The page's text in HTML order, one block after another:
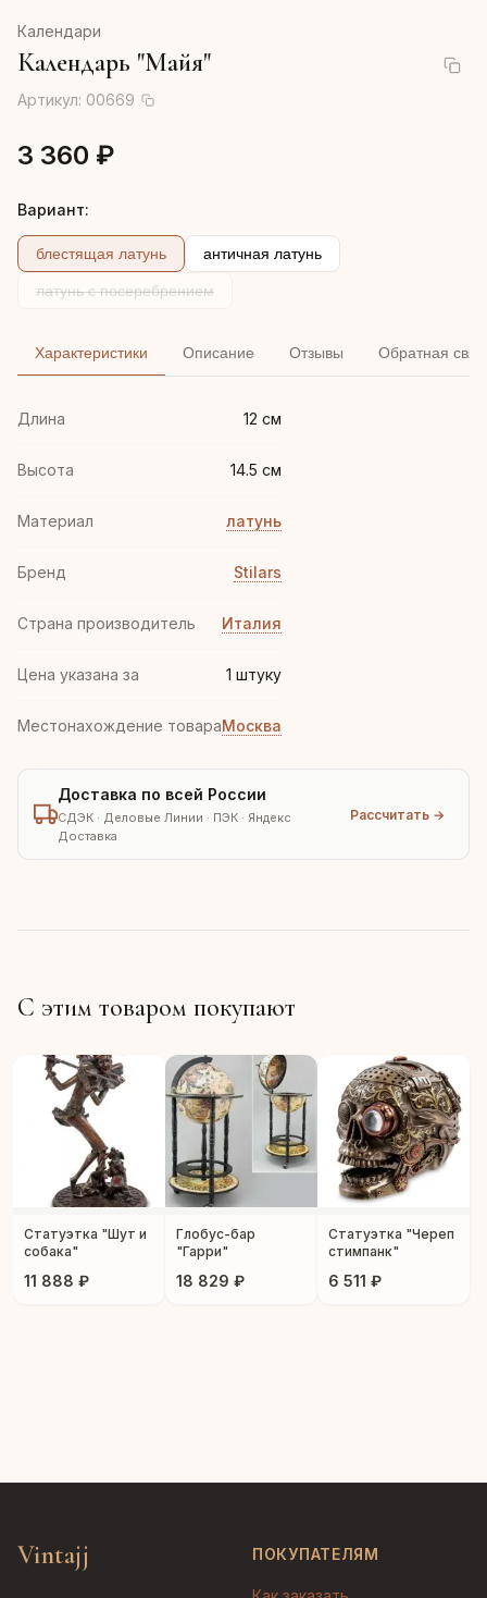
Календари
Календарь "Майя"
Артикул: 00669
3 360 ₽
Вариант:
блестящая латунь античная латунь
латунь с посеребрением
Характеристики Описание Отзывы Обратная
Длина 12 см
Высота 14.5 см
Материал латунь
Бренд Stilars
Страна производитель Италия
Цена указана за 1 штуку
Местонахождение товараМосква
Доставка по всей России
СДЭК · Деловые Линии · ПЭК · Яндекс
Доставка
Рассчитать →
С этим товаром покупают
Статуэтка "Шут и
собака"
11 888 ₽
Глобус-бар
"Гарри"
18 829 ₽
Статуэтка "Череп
стимпанк"
6 511 ₽
Vintajj ПОКУПАТЕЛЯМ